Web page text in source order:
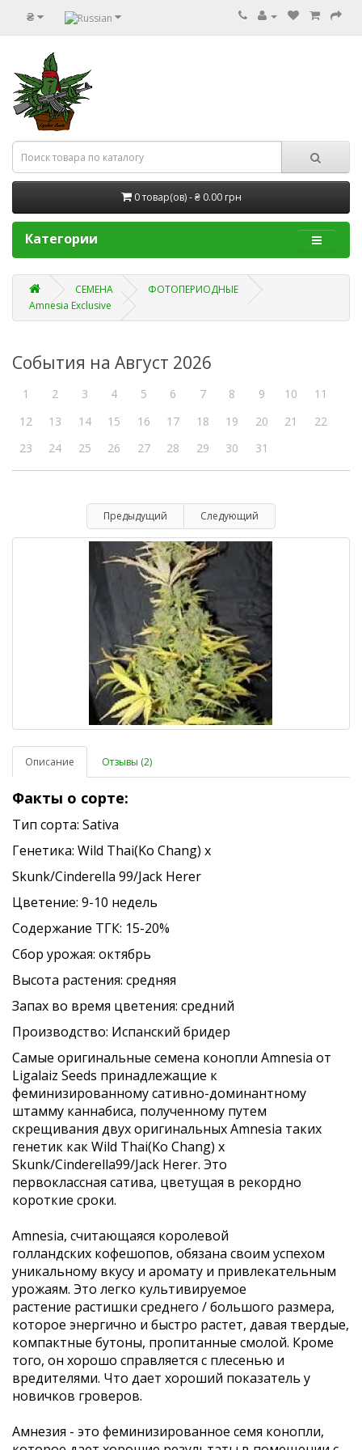
₴
0 товар(ов) - ₴ 0.00 грн
Категории
СЕМЕНА
ФОТОПЕРИОДНЫЕ
Amnesia Exclusive
События на Август 2026
1 2 3 4 5 6 7 8 9 10
11
12
13 14 15 16 17 18 19 20 21
22
23
24 25 26 27 28 29 30 31
Предыдущий Следующий
Описание Отзывы (2)
Факты о сорте:
Тип сорта: Sativa
Генетика: Wild Thai(Ko Chang) x
Skunk/Cinderella 99/Jack Herer
Цветение: 9-10 недель
Содержание ТГК: 15-20%
Сбор урожая: октябрь
Высота растения: средняя
Запах во время цветения: средний
Производство: Испанский бридер
Самые оригинальные семена конопли Amnesia от
Ligalaiz Seeds принадлежащие к
феминизированному сативно-доминантному
штамму каннабиса, полученному путем
скрещивания двух оригинальных Amnesia таких
генетик как Wild Thai(Ko Chang) x
Skunk/Cinderella99/Jack Herer. Это
первоклассная сатива, цветущая в рекордно
короткие сроки.
Amnesia, считающаяся королевой
голландских кофешопов, обязана своим успехом
уникальному вкусу и аромату и привлекательным
урожаям. Это легко культивируемое
растение растишки среднего / большого размера,
которое энергично и быстро растет, давая твердые,
компактные бутоны, пропитанные смолой. Кроме
того, он хорошо справляется с плесенью и
вредителями. Что дает хороший показатель у
новичков гроверов.
Амнезия - это феминизированное семя конопли,